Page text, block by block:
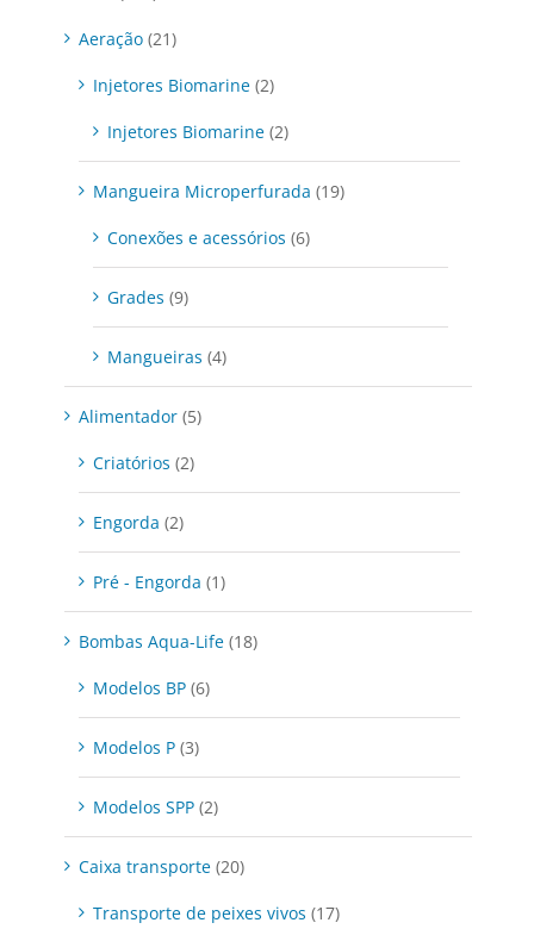
Aeração (21)
Injetores Biomarine (2)
Injetores Biomarine (2)
Mangueira Microperfurada (19)
Conexões e acessórios (6)
Grades (9)
Mangueiras (4)
Alimentador (5)
Criatórios (2)
Engorda (2)
Pré - Engorda (1)
Bombas Aqua-Life (18)
Modelos BP (6)
Modelos P (3)
Modelos SPP (2)
Caixa transporte (20)
Transporte de peixes vivos (17)